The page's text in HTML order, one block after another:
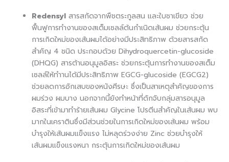
Redensyl สารสกัดจากพืชตระกูลสน และใบชาเขียว ช่วย
ฟื้นฟูการทำงานของสเต็มเซลล์ต้นกำเนิดเส้นผม ช่วยกระตุ้น
การเกิดใหม่ของเส้นผมได้อย่างมีประสิทธิภาพ ด้วยสารสกัด
สำคัญ 4 ชนิด ประกอบด้วย Dihydroquercetin-glucoside
(DHQG) สารต้านอนุมูลอิสระ ช่วยกระตุ้นการทำงานของสเต็ม
เซลล์ให้ทำานได้มีประสิทธิภาพ EGCG-glucoside (EGCG2)
ช่วยลดการอักเสบของหนังศีรษะ ซึ่งเป็นสาเหตุสำคัญของการ
ผมร่วง ผมบาง นอกจากนี้ยังทำหน้าที่ดักจับกลุ่มสารอนุมูล
อิสระที่เข้ามาทำร้ายเส้นผม Glycine โปรตีนสำคัญในเส้นผม พบ
มากในเคราตินซึ่งมีส่วนช่วยในการเกิดใหม่ของเส้นผม พร้อม
บำรุงให้เส้นผมแข็งแรง ไม่หลุดร่วงง่าย Zinc ช่วยบำรุงให้
เส้นผมแข็งแรงหนา กระตุ้นการเกิดใหม่ของเส้นผม